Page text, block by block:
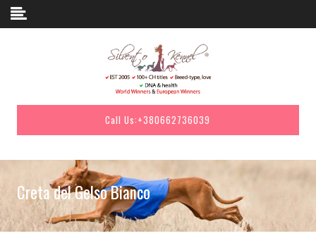
Skip to content
Call Us:+380662736039
Creta del Gelso Bianco